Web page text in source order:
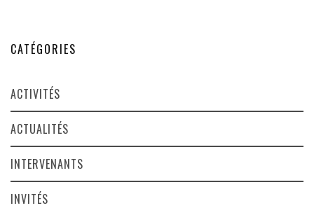
CATÉGORIES
ACTIVITÉS
ACTUALITÉS
INTERVENANTS
INVITÉS